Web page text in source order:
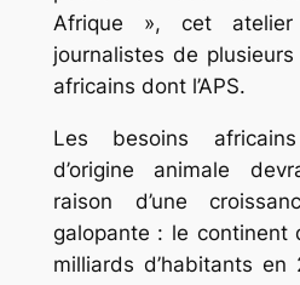
Afrique », cet
journalistes de
africains dont l’APS.
Les besoins
d’origine animale
raison d’une
galopante : le continent
milliards d’habitants